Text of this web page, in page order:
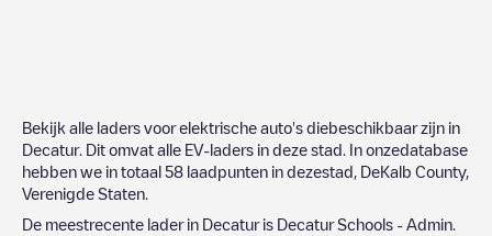
Bekijk alle laders voor elektrische auto's diebeschikbaar zijn in
Decatur. Dit omvat alle EV-laders in deze stad. In onzedatabase
hebben we in totaal 58 laadpunten in dezestad, DeKalb County,
Verenigde Staten
De meestrecente lader in Decaturis Decatur Schools - Admin